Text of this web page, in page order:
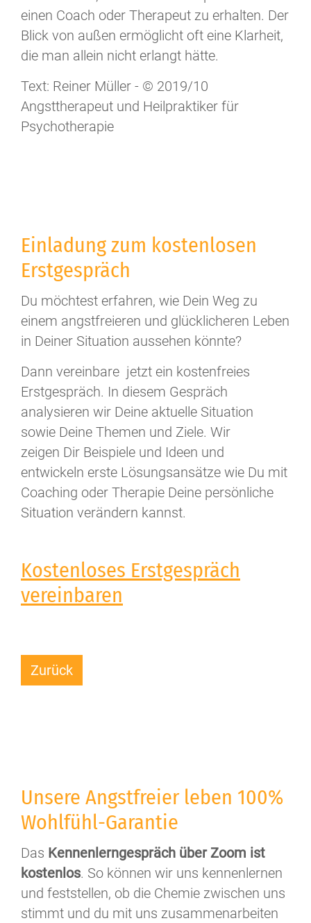
einen Coach oder Therapeut zu erhalten. Der
Blick von außen ermöglicht oft eine Klarheit,
die man allein nicht erlangt hätte.
Text: Reiner Müller - © 2019/10
Angsttherapeut und Heilpraktiker für
Psychotherapie
Einladung zum kostenlosen
Erstgespräch
Du möchtest erfahren, wie Dein Weg zu
einem angstfreieren und glücklicheren Leben
in Deiner Situation aussehen könnte?
Dann vereinbare jetzt ein kostenfreies
Erstgespräch. In diesem Gespräch
analysieren wir Deine aktuelle Situation
sowie Deine Themen und Ziele. Wir
zeigen Dir Beispiele und Ideen und
entwickeln erste Lösungsansätze wie Du mit
Coaching oder Therapie Deine persönliche
Situation verändern kannst.
Kostenloses Erstgespräch
vereinbaren
Zurück
Unsere Angstfreier leben 100%
Wohlfühl-Garantie
Das Kennenlerngespräch über Zoom ist
kostenlos. So können wir uns kennenlernen
und feststellen, ob die Chemie zwischen uns
stimmt und du mit uns zusammenarbeiten